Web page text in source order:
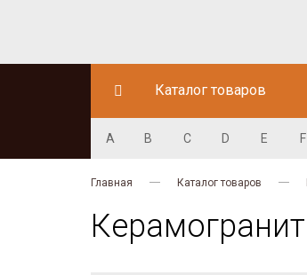
Каталог товаров
A B C D E F
Главная Каталог товаров
Керамогранит